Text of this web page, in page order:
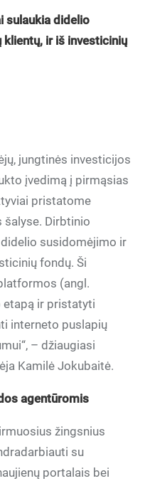
sulaukia didelio
ir iš investicinių
jungtinės investicijos
įvedimą į pirmąsias
pristatome
šalyse. Dirbtinio
susidomėjimo ir
fondų. Ši
(angl.
etapą ir pristatyti
interneto puslapių
– džiaugiasi
Kamilė Jokubaitė.
agentūromis
žingsnius
su
portalais bei